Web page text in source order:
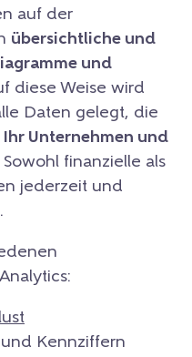
auf der
übersichtliche und
und
diese Weise wird
Daten gelegt, die
Unternehmen und
finanzielle als
jederzeit und
und Kennziffern